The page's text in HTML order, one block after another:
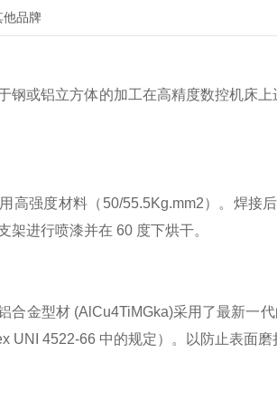
他品牌
钢或铝立方体的加工在高精度数控机床
高强度材料（50/55.5Kg.mm2）。焊接
架进行喷漆并在 60 度下烘干。
合金型材 (AlCu4TiMGka)采用了最新一
UNI 4522-66 中的规定）。以防止表面磨